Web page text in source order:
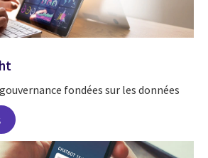
fondées sur les données